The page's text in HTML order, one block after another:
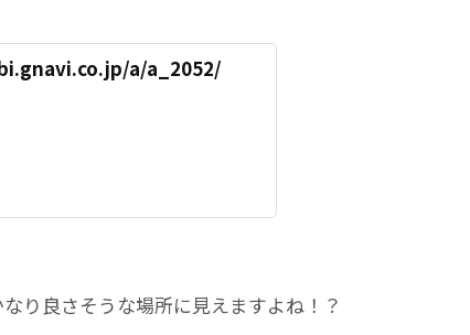
a/a_2052/
り良さそうな場所に見えますよね！？